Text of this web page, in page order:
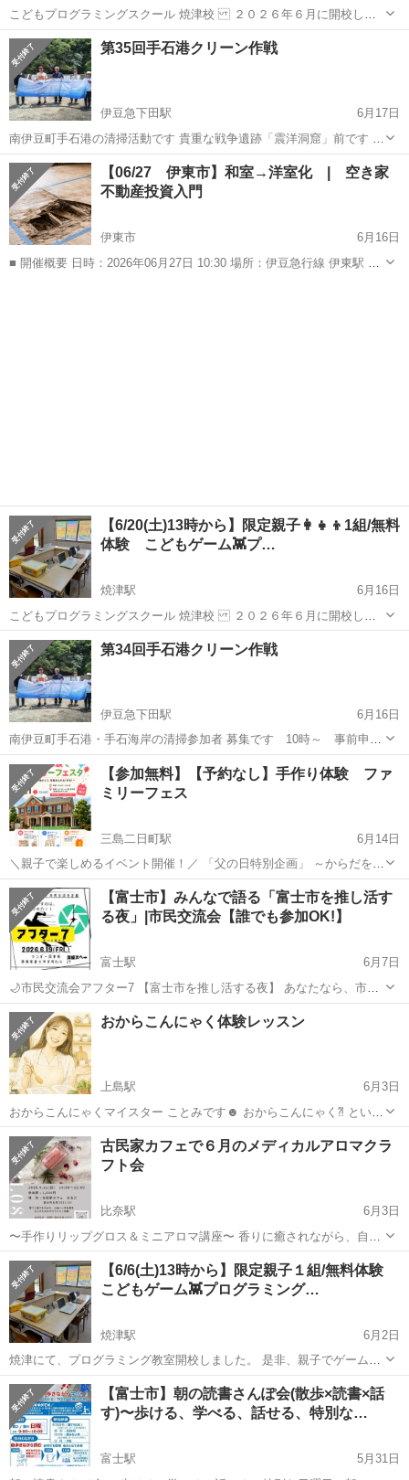
こどもプログラミングスクール 焼津校 ２０２６年６月に開校しま
した🖥️ 焼津市大村中学校正門から、徒歩０分です。 是非、親子でゲ
ーム👾をつくって、遊んで学んでください。 【対象】 🟡小学生
【内容】 ...
静岡 焼津市 焼津駅 ワークショップ
第35回手石港クリーン作戦
伊豆急下田駅
6月17日
南伊豆町手石港の清掃活動です 貴重な戦争遺跡「震洋洞窟」前です 漂
着物を取り除いて、きれいな プライベートビーチを現しましょう 震洋
洞窟の説明とご案内もします
静岡 賀茂郡 伊豆急下田駅 ワークショップ
【06/27 伊東市】和室→洋室化 | 空き家
不動産投資入門
伊東市
6月16日
■ 開催概要 日時：2026年06月27日 10:30 場所：伊豆急行線 伊東駅 徒
【6/20(土)13時から】限定親子👩‍👧‍👦1組/無料
体験 こどもゲーム👾プ…
焼津駅
6月16日
こどもプログラミングスクール 焼津校 ２０２６年６月に開校しま
した🖥️ 焼津市大村中学校正門から、徒歩０分です。 是非、親子でゲ
ーム👾をつくって、遊んで学んでください。 【対象】 🟡小学生
【内容】 ...
静岡 焼津市 焼津駅 ワークショップ
第34回手石港クリーン作戦
伊豆急下田駅
6月16日
南伊豆町手石港・手石海岸の清掃参加者 募集です 10時～ 事前申込
み不要
静岡 賀茂郡 伊豆急下田駅 ワークショップ 海岸
【参加無料】【予約なし】手作り体験 ファ
ミリーフェス
三島二日町駅
6月14日
＼親子で楽しめるイベント開催！／ 「父の日特別企画」 ～からだを動
かして、笑顔あふれる一日を！～ 【イベント内容】 ・フォトフレーム
作り ・オリジナルキーホルダー作り ・ストラックアウト ・わなげ ...
静岡 駿東郡 三島二日町駅 ワークショップ
フォトフレーム
【富士市】みんなで語る「富士市を推し活す
る夜」|市民交流会【誰でも参加OK!】
富士駅
6月7日
🌙市民交流会アフター7 【富士市を推し活する夜】 あなたなら、市外
の友人に富士市のどこを案内しますか？ 富士山、田子の浦、雁堤、商
店街、お気に入りのカフェ…。 住んでいるからこそ気づかない魅力
も、 ...
静岡 富士市 富士駅 ワークショップ
おからこんにゃく体験レッスン
上島駅
6月3日
おからこんにゃくマイスター ことみです☻ おからこんにゃく⁈ という
方が多いかと思いますが じわじわと注目を集めています✨ 当レッスン
では、 おからこんにゃく®️を使い 実際に一緒に作り、試食し おかこん
の魅力を体験して...
静岡 浜松市 上島駅 ワークショップ
古民家カフェで６月のメディカルアロマクラ
フト会
比奈駅
6月3日
〜手作りリップグロス＆ミニアロマ講座〜 香りに癒されながら、自分
だけのリップグロスを作りませんか？ 天然素材だけで作る、肌に優し
いリップグロス。 ガーデニアの甘く上品な香りを纏って、唇も気分も
ほっこり満たされる時間を。...
静岡 富士市 比奈駅 ワークショップ 古民家
【6/6(土)13時から】限定親子１組/無料体験
こどもゲーム👾プログラミング…
焼津駅
6月2日
焼津にて、プログラミング教室開校しました。 是非、親子でゲーム👾
をつくって、遊んで学んでください。 【対象】 ４歳から小学生ま
で。 【内容】 ⭐️ビスケットあるいはスクラッチ を使った...
静岡 焼津市 焼津駅 ワークショップ 謝礼
【富士市】朝の読書さんぽ会(散歩×読書×話
す)〜歩ける、学べる、話せる、特別な…
富士駅
5月31日